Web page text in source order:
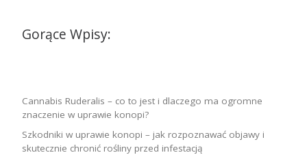
Gorące Wpisy:
Cannabis Ruderalis – co to jest i dlaczego ma ogromne
znaczenie w uprawie konopi?
Szkodniki w uprawie konopi – jak rozpoznawać objawy i
skutecznie chronić rośliny przed infestacją